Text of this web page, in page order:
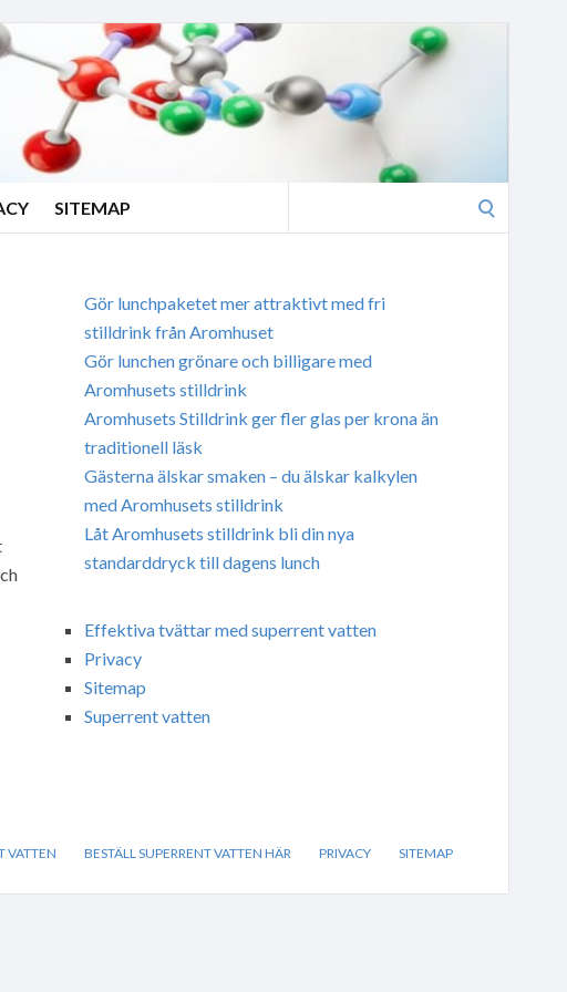
SITEMAP
Gör lunchpaketet mer attraktivt med fri
stilldrink från Aromhuset
Gör lunchen grönare och billigare med
Aromhusets stilldrink
Aromhusets Stilldrink ger fler glas per krona än
traditionell läsk
Gästerna älskar smaken – du älskar kalkylen
med Aromhusets stilldrink
Låt Aromhusets stilldrink bli din nya
standarddryck till dagens lunch
Effektiva tvättar med superrent vatten
Privacy
Sitemap
Superrent vatten
VATTEN BESTÄLL SUPERRENT VATTEN HÄR PRIVACY SITEMAP